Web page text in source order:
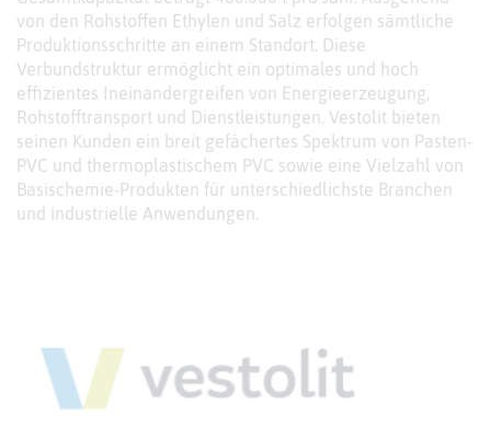
von den Rohstoffen Ethylen und Salz erfolgen sämtliche
Produktionsschritte an einem Standort. Diese
Verbundstruktur ermöglicht ein optimales und hoch
effizientes Ineinandergreifen von Energieerzeugung,
Rohstofftransport und Dienstleistungen. Vestolit bieten
seinen Kunden ein breit gefächertes Spektrum von Pasten-
PVC und thermoplastischem PVC sowie eine Vielzahl von
Basischemie-Produkten für unterschiedlichste Branchen
und industrielle Anwendungen.